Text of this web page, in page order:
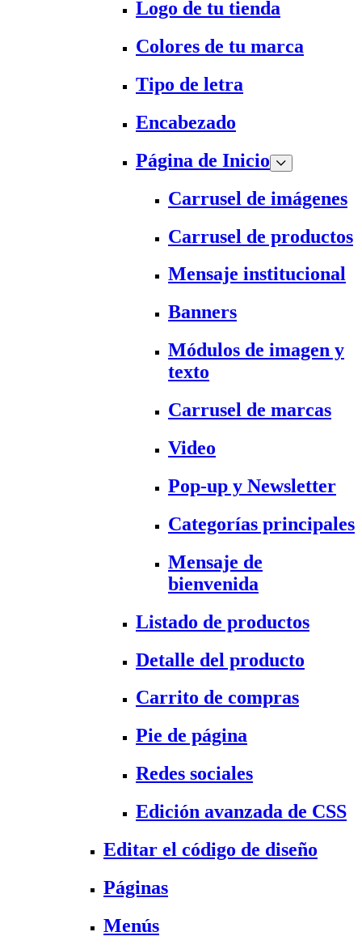
Logo de tu tienda
Colores de tu marca
Tipo de letra
Encabezado
Página de Inicio
Carrusel de imágenes
Carrusel de productos
Mensaje institucional
Banners
Módulos de imagen y
texto
Carrusel de marcas
Video
Pop-up y Newsletter
Categorías principales
Mensaje de
bienvenida
Listado de productos
Detalle del producto
Carrito de compras
Pie de página
Redes sociales
Edición avanzada de CSS
Editar el código de diseño
Páginas
Menús